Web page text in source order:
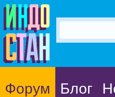
Форум Блог